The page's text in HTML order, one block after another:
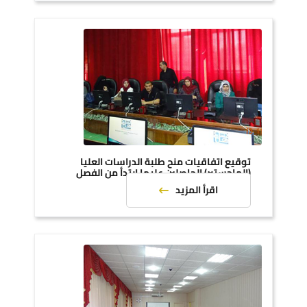
توقيع اتفاقيات منح طلبة الدراسات العليا
(الماجستير) الحاصلين عليها ابتدأ من الفصل
الدراسي الثاني 2015-2016
اقرأ المزيد